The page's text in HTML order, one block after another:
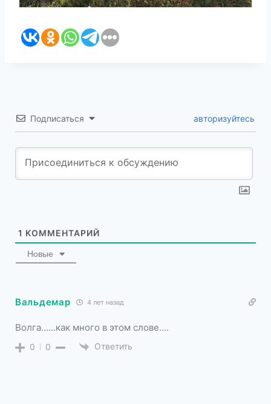
Подписаться авторизуйтесь
1 КОММЕНТАРИЙ
Новые
Вальдемар 4 лет назад
Волга……как много в этом слове….
0 0 Ответить